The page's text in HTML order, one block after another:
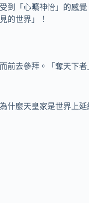
到「心曠神怡」的感
的世界」！
前去參拜。「奪天下
什麼天皇家是世界上